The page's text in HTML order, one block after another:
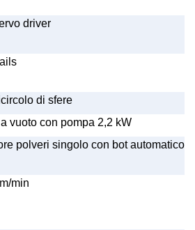
driver
di sfere
vuoto con pompa 2,2 kW
polveri singolo con bot automatico
min